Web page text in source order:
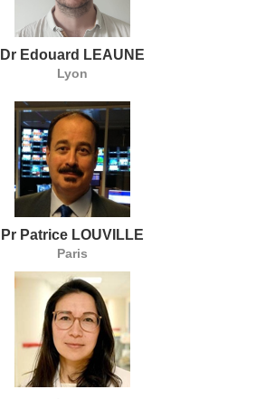
Dr Edouard LEAUNE
Lyon
Pr Patrice LOUVILLE
Paris